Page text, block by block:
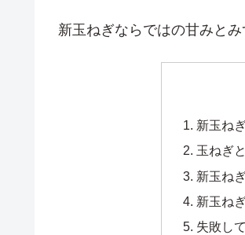
新玉ねぎならではの甘みと
新玉ね
玉ねぎ
新玉ね
新玉ね
失敗し